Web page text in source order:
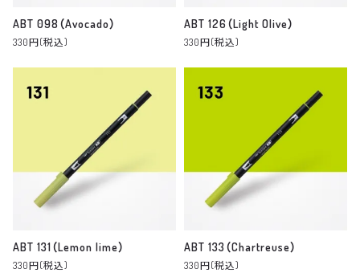
ABT 098（Avocado）
330円(税込)
ABT 126（Light Olive）
330円(税込)
ABT 131（Lemon lime）
330円(税込)
ABT 133（Chartreuse）
330円(税込)